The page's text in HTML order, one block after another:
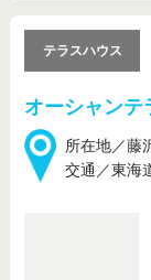
オーシャンテ
所在地／藤
交通／東海
テラスハウス